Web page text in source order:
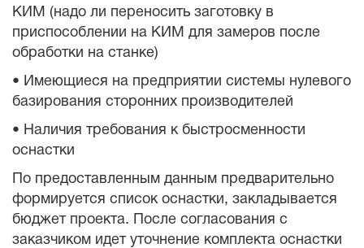
КИМ (надо ли переносить заготовку в
приспособлении на КИМ для замеров после
обработки на станке)
• Имеющиеся на предприятии системы нулевого
базирования сторонних производителей
• Наличия требования к быстросменности
оснастки
По предоставленным данным предварительно
формируется список оснастки, закладывается
бюджет проекта. После согласования с
заказчиком идет уточнение комплекта оснастки